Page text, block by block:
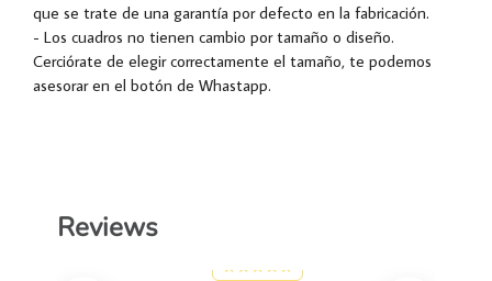
que se trate de una garantía por defecto en la fabricación.
- Los cuadros no tienen cambio por tamaño o diseño.
Cerciórate de elegir correctamente el tamaño, te podemos
asesorar en el botón de Whastapp.
Reviews